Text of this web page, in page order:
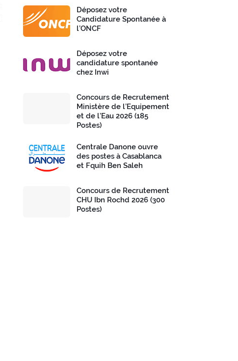
Déposez votre
Candidature Spontanée à
l’ONCF
Déposez votre
candidature spontanée
chez Inwi
Concours de Recrutement
Ministère de l’Equipement
et de l’Eau 2026 (185
Postes)
Centrale Danone ouvre
des postes à Casablanca
et Fquih Ben Saleh
Concours de Recrutement
CHU Ibn Rochd 2026 (300
Postes)